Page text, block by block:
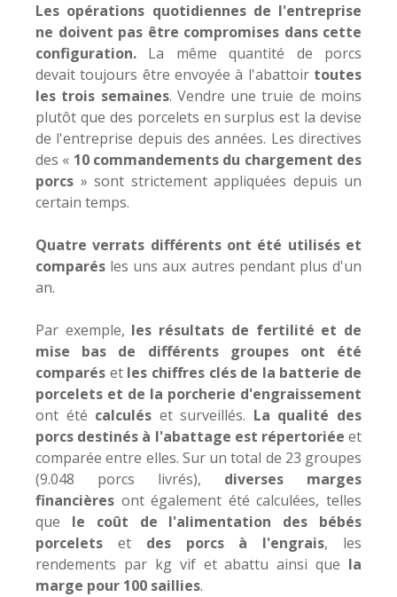
Les opérations quotidiennes de l'entreprise
ne doivent pas être compromises dans cette
configuration. La même quantité de porcs
devait toujours être envoyée à l'abattoir toutes
les trois semaines. Vendre une truie de moins
plutôt que des porcelets en surplus est la devise
de l'entreprise depuis des années. Les directives
des « 10 commandements du chargement des
porcs » sont strictement appliquées depuis un
certain temps.
Quatre verrats différents ont été utilisés et
comparés les uns aux autres pendant plus d'un
an.
Par exemple, les résultats de fertilité et de
mise bas de différents groupes ont été
comparés et les chiffres clés de la batterie de
porcelets et de la porcherie d'engraissement
ont été calculés et surveillés. La qualité des
porcs destinés à l'abattage est répertoriée et
comparée entre elles. Sur un total de 23 groupes
(9.048 porcs livrés), diverses marges
financières ont également été calculées, telles
que le coût de l'alimentation des bébés
porcelets et des porcs à l'engrais, les
rendements par kg vif et abattu ainsi que la
marge pour 100 saillies.